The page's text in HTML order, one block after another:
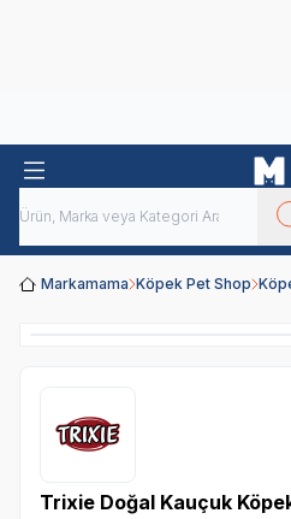
Markamama Köpek Pet Shop
Trixie Doğal Kauçuk